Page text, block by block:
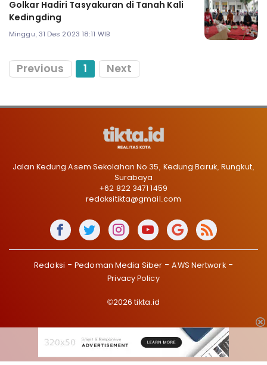
Golkar Hadiri Tasyakuran di Tanah Kali
Kedingding
Minggu, 31 Des 2023 18:11 WIB
Previous 1 Next
Jalan Kedung Asem Sekolahan No 35, Kedung Baruk, Rungkut,
Surabaya
+62 822 3471 1459
redaksitikta@gmail.com
Redaksi Pedoman Media Siber
AWS Nertwork
Privacy Policy
©2026 tikta.id